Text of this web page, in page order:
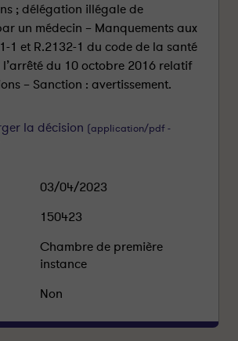
; délégation illégale de
un médecin – Manquements aux
1 et R.2132-1 du code de la santé
du 10 octobre 2016 relatif
– Sanction : avertissement.
la décision (application/pdf -
03/04/2023
150423
Chambre de première
instance
Non